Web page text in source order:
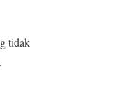
tidak